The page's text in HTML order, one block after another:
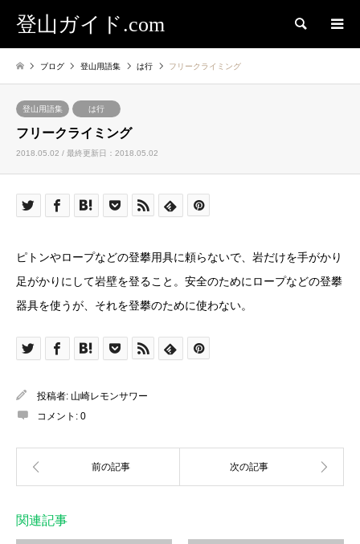
登山ガイド.com 検索
ブログ 登山用語集 は行 フリークライミング
登山用語集 は行
フリークライミング
2018.05.02 / 最終更新日：2018.05.02
ピトンやロープなどの登攀用具に頼らないで、岩だけを手がかり
足がかりにして岩壁を登ること。安全のためにロープなどの登攀
器具を使うが、それを登攀のために使わない。
投稿者: 山崎レモンサワー
コメント: 0
関連記事